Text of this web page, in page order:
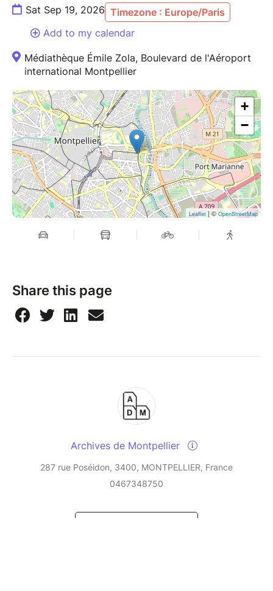
Sat Sep 19, 2026 Timezone : Europe/Paris
Add to my calendar
Médiathèque Émile Zola, Boulevard de l'Aéroport
international Montpellier
+
−
Leaflet| ©OpenStreetMap
Share this page
Archives de Montpellier
287 rue Poséidon, 3400, MONTPELLIER, France
0467348750